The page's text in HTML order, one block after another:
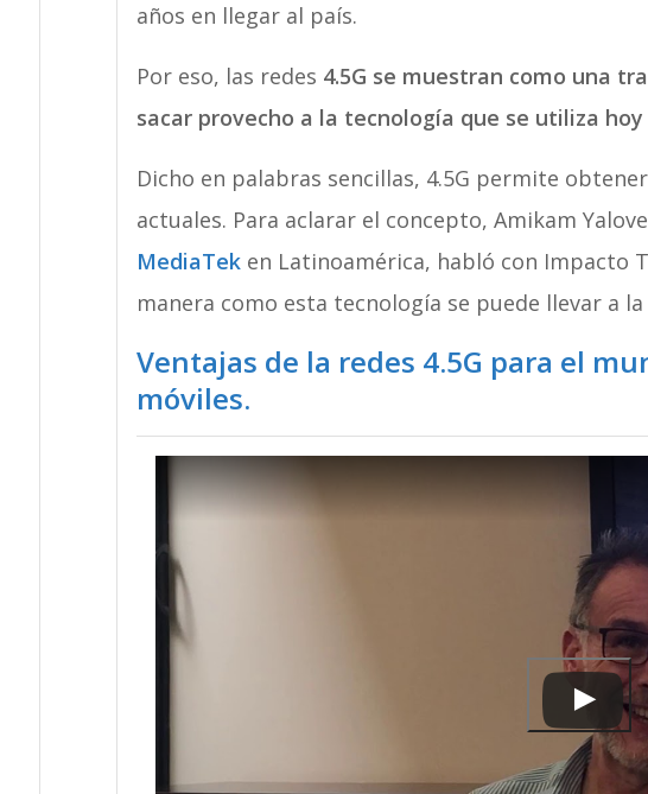
años en llegar al país.
Por eso, las redes 4.5G se muestran como una
sacar provecho a la tecnología que se utiliza hoy
Dicho en palabras sencillas, 4.5G permite
actuales. Para aclarar el concepto, Amikam
MediaTeken Latinoamérica, habló con Impacto
manera como esta tecnología se puede llevar a
Ventajas de la redes 4.5G para el
móviles.